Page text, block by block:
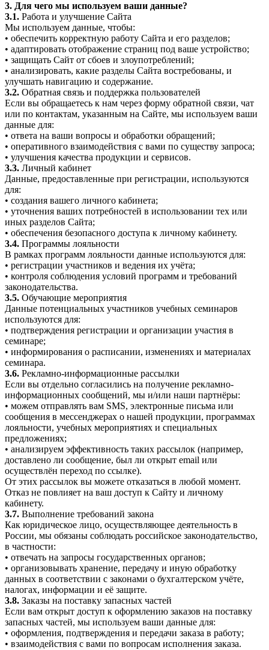
3. Для чего мы используем ваши данные?
3.1. Работа и улучшение Сайта
Мы используем данные, чтобы:
• обеспечить корректную работу Сайта и его разделов;
• адаптировать отображение страниц под ваше устройство;
• защищать Сайт от сбоев и злоупотреблений;
• анализировать, какие разделы Сайта востребованы, и
улучшать навигацию и содержание.
3.2. Обратная связь и поддержка пользователей
Если вы обращаетесь к нам через форму обратной связи, чат
или по контактам, указанным на Сайте, мы используем ваши
данные для:
• ответа на ваши вопросы и обработки обращений;
• оперативного взаимодействия с вами по существу запроса;
• улучшения качества продукции и сервисов.
3.3. Личный кабинет
Данные, предоставленные при регистрации, используются
для:
• создания вашего личного кабинета;
• уточнения ваших потребностей в использовании тех или
иных разделов Сайта;
• обеспечения безопасного доступа к личному кабинету.
3.4. Программы лояльности
В рамках программ лояльности данные используются для:
• регистрации участников и ведения их учёта;
• контроля соблюдения условий программ и требований
законодательства.
3.5. Обучающие мероприятия
Данные потенциальных участников учебных семинаров
используются для:
• подтверждения регистрации и организации участия в
семинаре;
• информирования о расписании, изменениях и материалах
семинара.
3.6. Рекламно-информационные рассылки
Если вы отдельно согласились на получение рекламно-
информационных сообщений, мы и/или наши партнёры:
• можем отправлять вам SMS, электронные письма или
сообщения в мессенджерах о нашей продукции, программах
лояльности, учебных мероприятиях и специальных
предложениях;
• анализируем эффективность таких рассылок (например,
доставлено ли сообщение, был ли открыт email или
осуществлён переход по ссылке).
От этих рассылок вы можете отказаться в любой момент.
Отказ не повлияет на ваш доступ к Сайту и личному
кабинету.
3.7. Выполнение требований закона
Как юридическое лицо, осуществляющее деятельность в
России, мы обязаны соблюдать российское законодательство,
в частности:
• отвечать на запросы государственных органов;
• организовывать хранение, передачу и иную обработку
данных в соответствии с законами о бухгалтерском учёте,
налогах, информации и её защите.
3.8. Заказы на поставку запасных частей
Если вам открыт доступ к оформлению заказов на поставку
запасных частей, мы используем ваши данные для:
• оформления, подтверждения и передачи заказа в работу;
• взаимодействия с вами по вопросам исполнения заказа.